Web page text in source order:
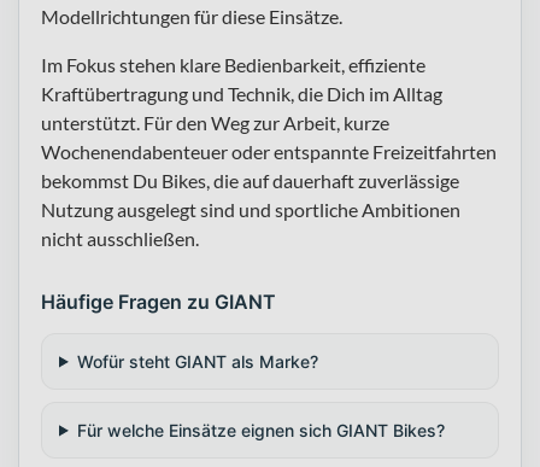
Modellrichtungen für diese Einsätze.
Im Fokus stehen klare Bedienbarkeit, effiziente
Kraftübertragung und Technik, die Dich im Alltag
unterstützt. Für den Weg zur Arbeit, kurze
Wochenendabenteuer oder entspannte Freizeitfahrten
bekommst Du Bikes, die auf dauerhaft zuverlässige
Nutzung ausgelegt sind und sportliche Ambitionen
nicht ausschließen.
Häufige Fragen zu GIANT
Wofür steht GIANT als Marke?
Für welche Einsätze eignen sich GIANT Bikes?